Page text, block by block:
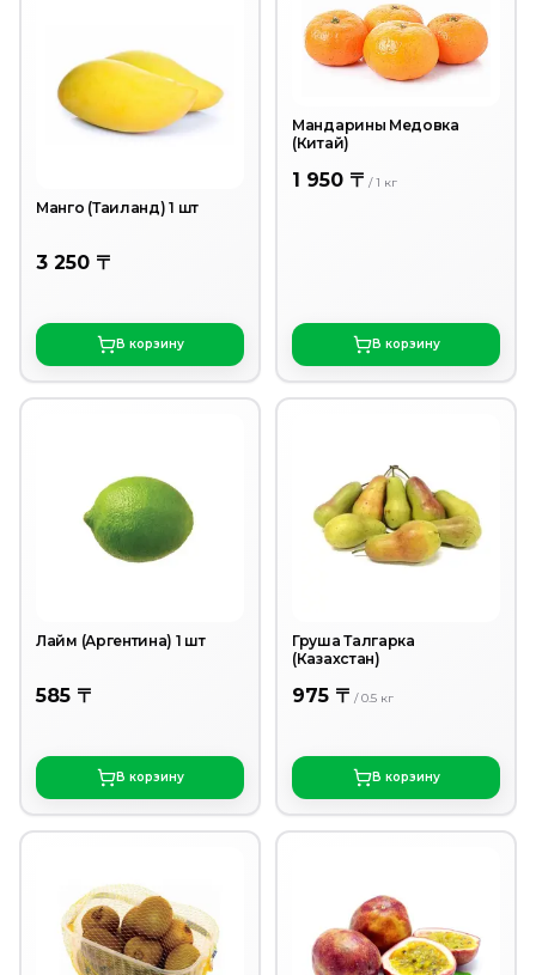
Манго (Таиланд) 1 шт
3 250 〒
В корзину
Мандарины Медовка
(Китай)
1 950 〒 /1 кг
В корзину
Лайм (Аргентина) 1 шт
585 〒
В корзину
Груша Талгарка
(Казахстан)
975 〒 /0.5 кг
В корзину